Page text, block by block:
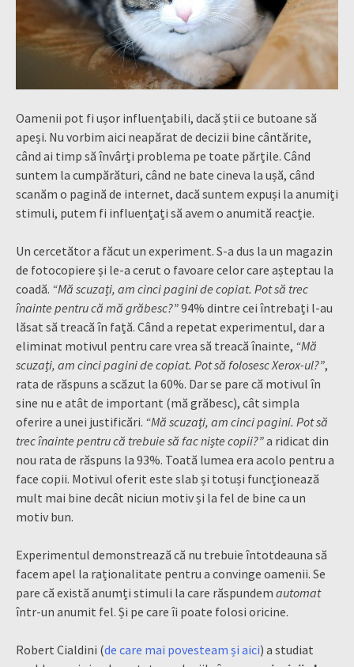
Oamenii pot fi ușor influențabili, dacă știi ce butoane să
apeși. Nu vorbim aici neapărat de decizii bine cântărite,
când ai timp să învârți problema pe toate părțile. Când
suntem la cumpărături, când ne bate cineva la ușă, când
scanăm o pagină de internet, dacă suntem expuși la anumiți
stimuli, putem fi influențați să avem o anumită reacție.
Un cercetător a făcut un experiment. S-a dus la un magazin
de fotocopiere și le-a cerut o favoare celor care așteptau la
coadă. “Mă scuzați, am cinci pagini de copiat. Pot să trec
înainte pentru că mă grăbesc?”94% dintre cei întrebați l-au
lăsat să treacă în față. Când a repetat experimentul, dar a
eliminat motivul pentru care vrea să treacă înainte, “Mă
scuzați, am cinci pagini de copiat. Pot să folosesc Xerox-ul?”,
rata de răspuns a scăzut la 60%. Dar se pare că motivul în
sine nu e atât de important (mă grăbesc), cât simpla
oferire a unei justificări. “Mă scuzați, am cinci pagini. Pot să
trec înainte pentru că trebuie să fac niște copii?”a ridicat din
nou rata de răspuns la 93%. Toată lumea era acolo pentru a
face copii. Motivul oferit este slab și totuși funcționează
mult mai bine decât niciun motiv și la fel de bine ca un
motiv bun.
Experimentul demonstrează că nu trebuie întotdeauna să
facem apel la raționalitate pentru a convinge oamenii. Se
pare că există anumți stimuli la care răspundem automat
într-un anumit fel. Și pe care îi poate folosi oricine.
Robert Cialdini (de care mai povesteam și aici) a studiat